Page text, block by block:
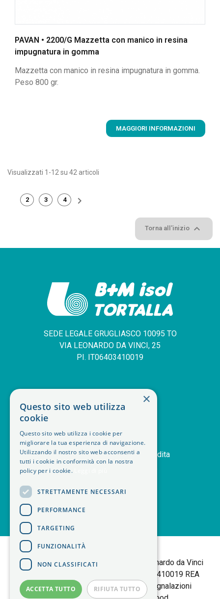
PAVAN • 2200/G Mazzetta con manico in resina
impugnatura in gomma
Mazzetta con manico in resina impugnatura in gomma.
Peso 800 gr.
MAGGIORI INFORMAZIONI
Visualizzati 1-12 su 42 articoli
2 3 4 
Torna all'inizio 
SEDE LEGALE GRUGLIASCO 10095 TO
VIA LEONARDO DA VINCI, 25
PI. IT06403410019
SERVIZIO CLIENTI
deskphone +39 011 408 14 28
orders Storico ordini
handshake Termini e condizioni di vendita
delivery_truck_speed
B+M isol TortallaSede Legale: Via Leonardo da Vinci
25 | 10095 Grugliasco (TO) P.IVA 06403410019 REA
TORINO 783877 | Policy Privacy |Segnalazioni
×
Questo sito web utilizza
cookie
Questo sito web utilizza i cookie per
migliorare la tua esperienza di navigazione.
Utilizzando il nostro sito web acconsenti a
tutti i cookie in conformità con la nostra
policy per i cookie.
STRETTAMENTE NECESSARI
PERFORMANCE
TARGETING
FUNZIONALITÀ
NON CLASSIFICATI
ACCETTA TUTTO RIFIUTA TUTTO